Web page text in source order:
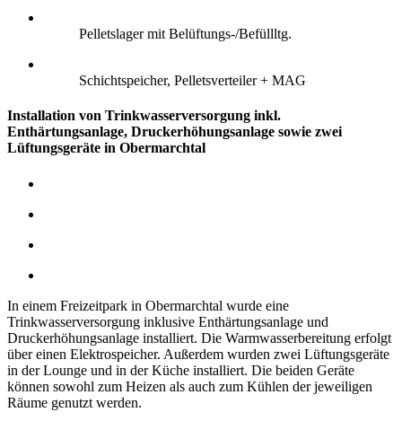
Pelletslager mit Belüftungs-/Befüllltg.
Schichtspeicher, Pelletsverteiler + MAG
Installation von Trinkwasserversorgung inkl.
Enthärtungsanlage, Druckerhöhungsanlage sowie zwei
Lüftungsgeräte in Obermarchtal
In einem Freizeitpark in Obermarchtal wurde eine
Trinkwasserversorgung inklusive Enthärtungsanlage und
Druckerhöhungsanlage installiert. Die Warmwasserbereitung erfolgt
über einen Elektrospeicher. Außerdem wurden zwei Lüftungsgeräte
in der Lounge und in der Küche installiert. Die beiden Geräte
können sowohl zum Heizen als auch zum Kühlen der jeweiligen
Räume genutzt werden.